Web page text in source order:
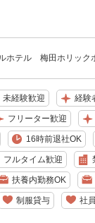
ホテル 梅田ホリック
未経験歓迎 経験
フリーター歓迎
16時前退社OK
フルタイム歓迎
扶養内勤務OK
制服貸与 社